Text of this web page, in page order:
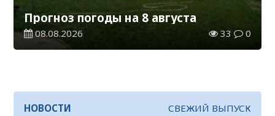
Прогноз погоды на 8 августа
08.08.2026 33 0
НОВОСТИ СВЕЖИЙ ВЫПУСК